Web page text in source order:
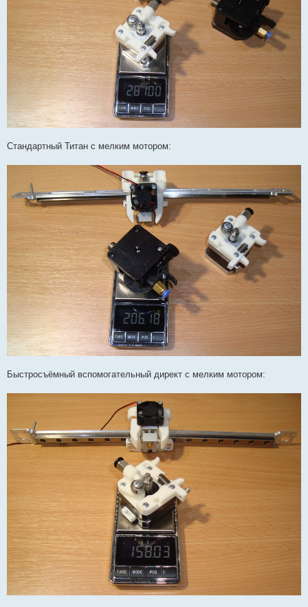
Стандартный Титан с мелким мотором:
Быстросъёмный вспомогательный директ с мелким мотором: